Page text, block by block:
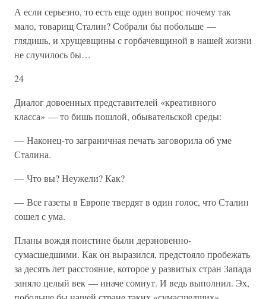
А если серьезно, то есть еще один вопрос почему так
мало, товарищ Сталин? Собрали бы побольше —
глядишь, и хрущевщины с горбачевщиной в нашей жизни
не случилось бы…
24
Диалог довоенных представителей «креативного
класса» — то бишь пошлой, обывательской среды:
— Наконец-то заграничная печать заговорила об уме
Сталина.
— Что вы? Неужели? Как?
— Все газеты в Европе твердят в один голос, что Сталин
сошел с ума.
Планы вождя поистине были дерзновенно-
сумасшедшими. Как он выразился, предстояло пробежать
за десять лет расстояние, которое у развитых стран Запада
заняло целый век — иначе сомнут. И ведь выполнил. Эх,